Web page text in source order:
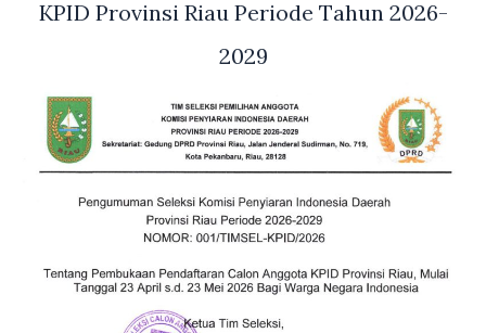
KPID Provinsi Riau Periode Tahun 2026-
2029